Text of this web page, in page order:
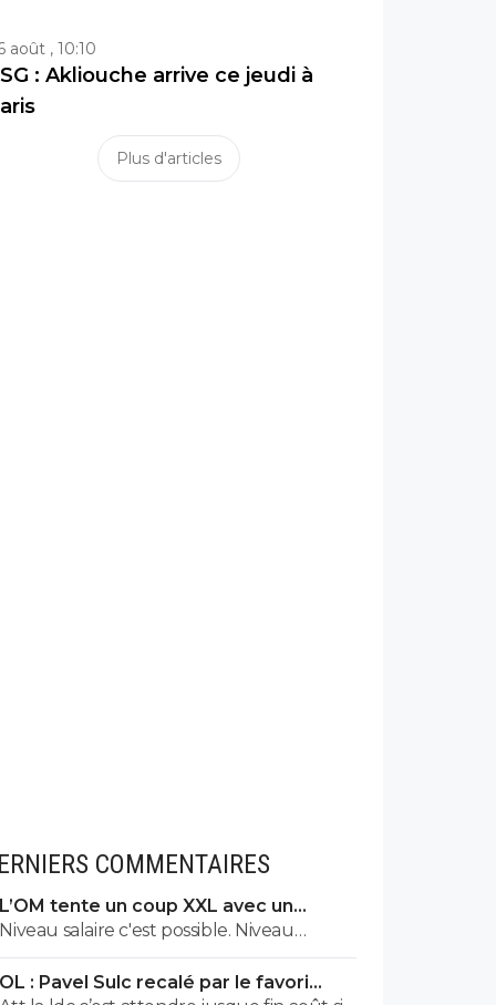
août , 10:10
: Akliouche arrive ce jeudi à
Plus d'articles
COMMENTAIRES
L’OM tente un coup XXL avec un
international français
Niveau salaire c'est possible. Niveau
blessure il est bien plus solide Niveau jeu,
il ne peut pas être pire que Kondogbia.
OL : Pavel Sulc recalé par le favori